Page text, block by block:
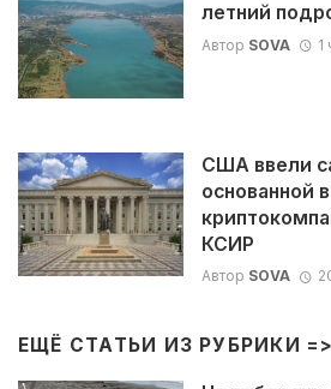
летний
Автор SOVA 1
США ввели
основанной
КСИР
Автор SOVA
ЕЩЁ СТАТЬИ ИЗ РУБРИКИ =>